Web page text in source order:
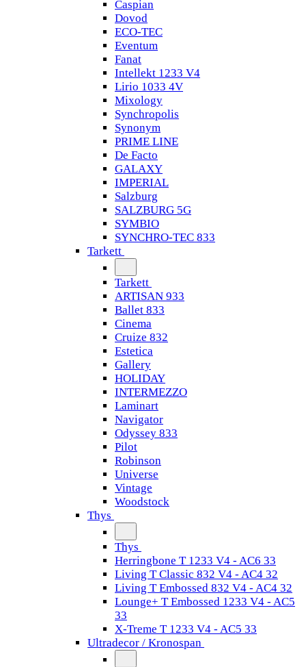
Caspian
Dovod
ECO-TEC
Eventum
Fanat
Intellekt 1233 V4
Lirio 1033 4V
Mixology
Synchropolis
Synonym
PRIME LINE
De Facto
GALAXY
IMPERIAL
Salzburg
SALZBURG 5G
SYMBIO
SYNCHRO-TEC 833
Tarkett
Tarkett
ARTISAN 933
Ballet 833
Cinema
Cruize 832
Estetica
Gallery
HOLIDAY
INTERMEZZO
Laminart
Navigator
Odyssey 833
Pilot
Robinson
Universe
Vintage
Woodstock
Thys
Thys
Herringbone T 1233 V4 - AC6 33
Living T Classic 832 V4 - AC4 32
Living T Embossed 832 V4 - AC4 32
Lounge+ T Embossed 1233 V4 - AC5
33
X-Treme T 1233 V4 - AC5 33
Ultradecor / Kronospan